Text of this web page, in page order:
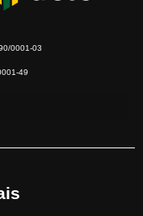
0001-03
49